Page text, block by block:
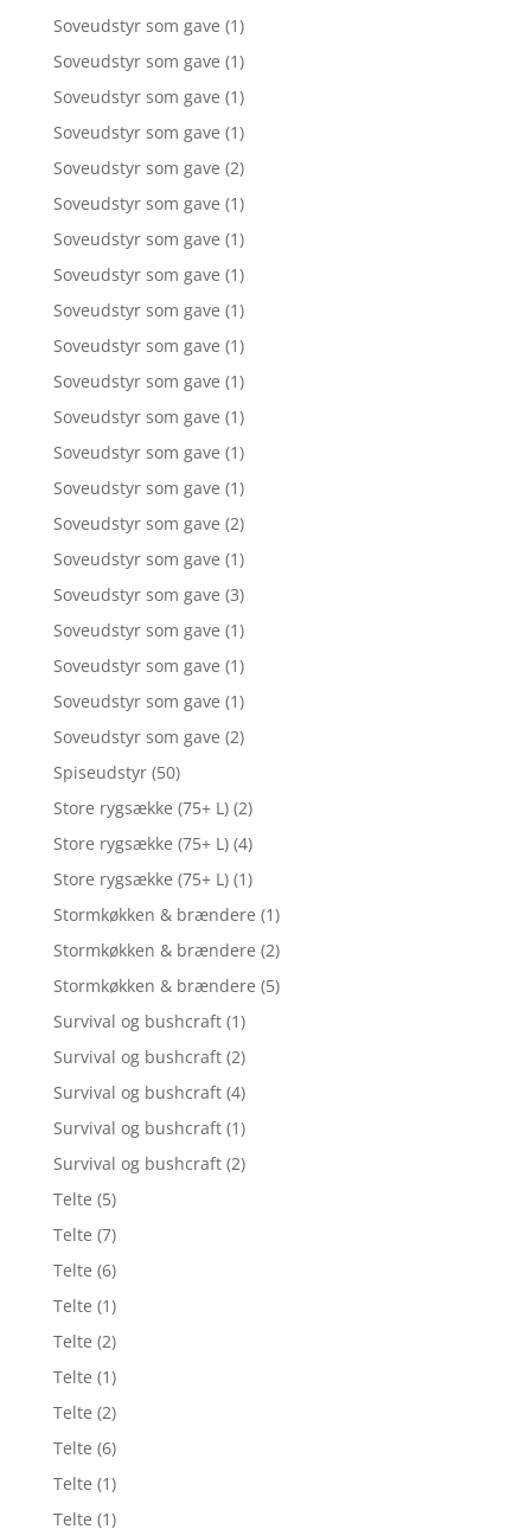
Soveudstyr som gave (1)
Soveudstyr som gave (1)
Soveudstyr som gave (1)
Soveudstyr som gave (1)
Soveudstyr som gave (2)
Soveudstyr som gave (1)
Soveudstyr som gave (1)
Soveudstyr som gave (1)
Soveudstyr som gave (1)
Soveudstyr som gave (1)
Soveudstyr som gave (1)
Soveudstyr som gave (1)
Soveudstyr som gave (1)
Soveudstyr som gave (1)
Soveudstyr som gave (2)
Soveudstyr som gave (1)
Soveudstyr som gave (3)
Soveudstyr som gave (1)
Soveudstyr som gave (1)
Soveudstyr som gave (1)
Soveudstyr som gave (2)
Spiseudstyr (50)
Store rygsække (75+ L) (2)
Store rygsække (75+ L) (4)
Store rygsække (75+ L) (1)
Stormkøkken & brændere (1)
Stormkøkken & brændere (2)
Stormkøkken & brændere (5)
Survival og bushcraft (1)
Survival og bushcraft (2)
Survival og bushcraft (4)
Survival og bushcraft (1)
Survival og bushcraft (2)
Telte (5)
Telte (7)
Telte (6)
Telte (1)
Telte (2)
Telte (1)
Telte (2)
Telte (6)
Telte (1)
Telte (1)